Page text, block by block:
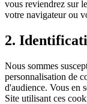
vous reviendrez sur
votre navigateur ou
2.
Nous sommes
personnalisation de
d'audience. Vous en
Site utilisant ces